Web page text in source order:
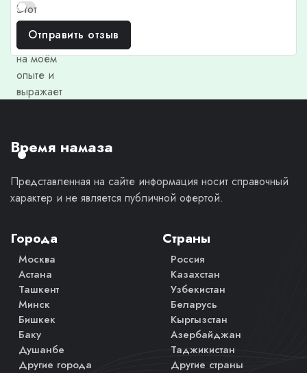
Этот
отзыв
основан
на моём
опыте и
выражает
мнение.
Отправить отзыв
Время намаза
Представленная на сайте информация носит справочный
характер и не является публичной офертой.
Города
Москва
Астана
Ташкент
Минск
Бишкек
Баку
Душанбе
Другие города
Страны
Россия
Казахстан
Узбекистан
Беларусь
Кыргызстан
Азербайджан
Таджикистан
Другие страны